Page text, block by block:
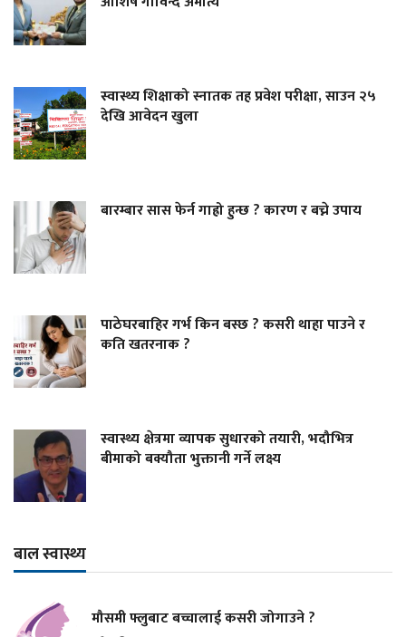
स्वास्थ्य शिक्षाको स्नातक तह प्रवेश परीक्षा, साउन २५
देखि आवेदन खुला
बारम्बार सास फेर्न गाह्रो हुन्छ ? कारण र बच्ने उपाय
पाठेघरबाहिर गर्भ किन बस्छ ? कसरी थाहा पाउने र
कति खतरनाक ?
स्वास्थ्य क्षेत्रमा व्यापक सुधारको तयारी, भदौभित्र
बीमाको बक्यौता भुक्तानी गर्ने लक्ष्य
बाल स्वास्थ्य
मौसमी फ्लुबाट बच्चालाई कसरी जोगाउने ?